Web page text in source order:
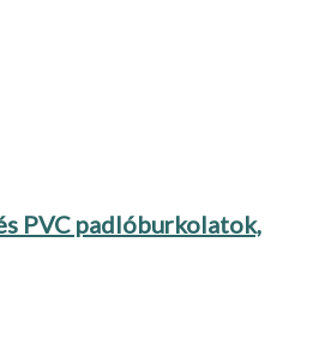
PVC padlóburkolatok,